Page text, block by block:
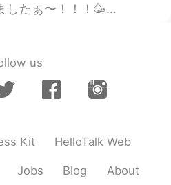
れると更にヘルシーにな
う！！！
2020.08.22 01:56
6月に終わります！そして今年の卒業式はオンラインじゃなくて本当に良かったです！天気も良か...
us
Kit HelloTalk Web
Jobs Blog About